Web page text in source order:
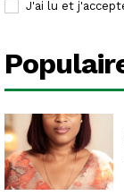
J'ai lu et